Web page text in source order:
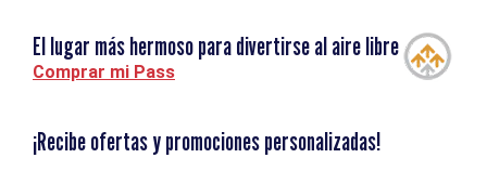
El lugar más hermoso para divertirse al aire libre
Comprar mi Pass
¡Recibe ofertas y promociones personalizadas!